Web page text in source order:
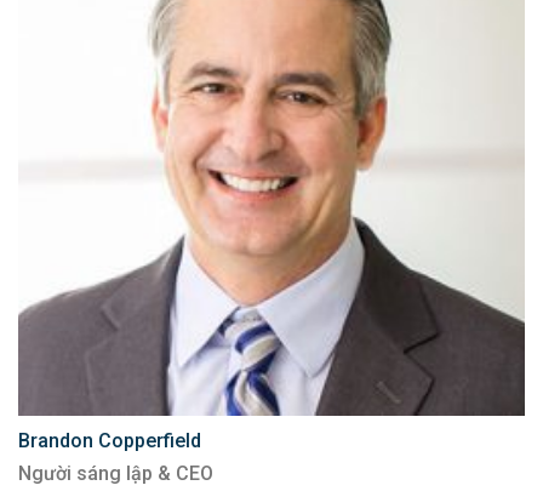
Brandon Copperfield
Người sáng lập & CEO